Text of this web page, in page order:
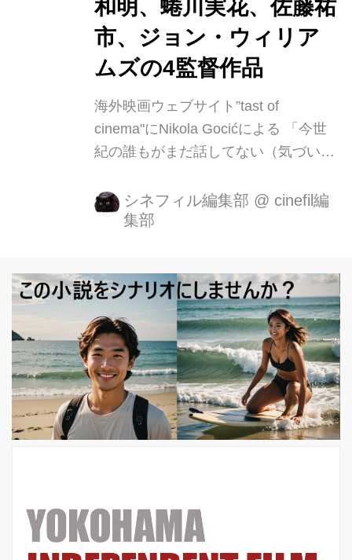
作いたしました。 本作品には俳優の山
田孝之とGACKTの出演が決定してお
り、主題歌はLux Omni...
和明、蜷川実花、佐藤祐
市、ジョン・ウィリア
ムズの4監督作品
海外映画ウェブサイト”tast of
cinema"にNikola Gocićによる 「今世
紀の誰もがまだ話してない（気づいて
載された。 本人によると ”世界ではあ
まりに多くの映画が毎年公開されてし
としても見逃してしまう作品がありま
す。これはそのようなリストの25作品
です”とのことー。 趣味嗜好もあるの
で、この25本がそのまま全ていいとい
うわけではないとは思いますが、ほと
んどが、日本で紹介されていない、監
督も多いので取り上げました。 また、
シネフィル編集部 @ cinefil編
集部